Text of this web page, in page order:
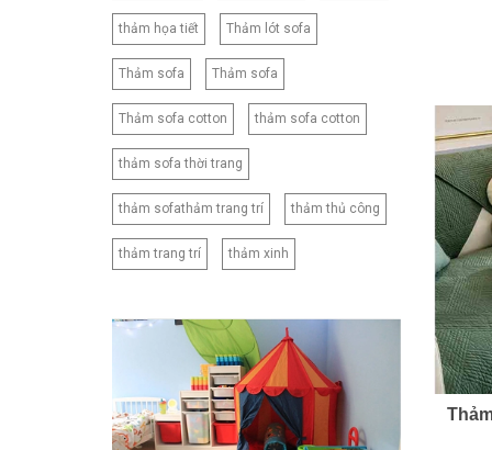
173X218CM
180X200CM
180X220CM
180X230CM
180X260CM
200X210CM
200X220CM
200X230CM
210X230CM
210X250CM
220X240CM
230X245CM
230X250CM
CNB2
thảm họa tiết Thảm lót sofa
Thảm sofa Thảm sofa
Thảm sofa cotton thảm sofa cotton
thảm sofa thời trang
thảm sofathảm trang trí thảm thủ công
thảm trang trí thảm xinh